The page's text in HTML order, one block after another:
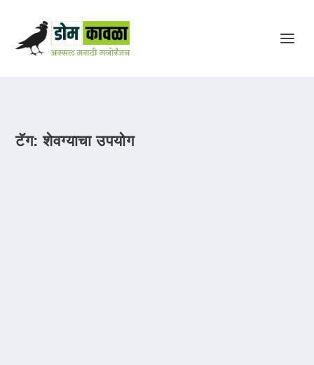
टॅग:शेवग्याचा उपयोग